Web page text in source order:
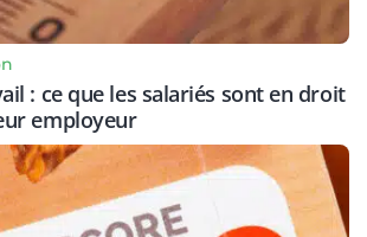
: ce que les salariés sont en droit
employeur